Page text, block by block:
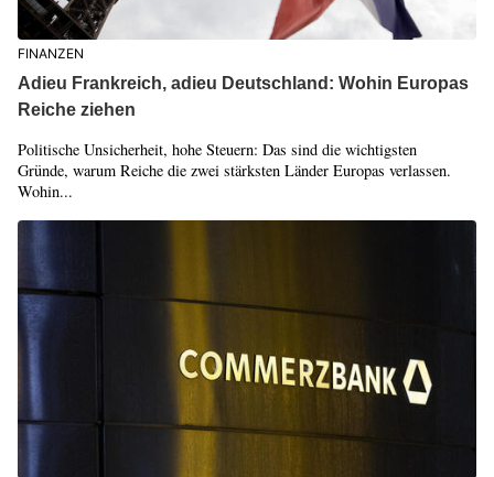
FINANZEN
Adieu Frankreich, adieu Deutschland: Wohin Europas
Reiche ziehen
Politische Unsicherheit, hohe Steuern: Das sind die wichtigsten
Gründe, warum Reiche die zwei stärksten Länder Europas verlassen.
Wohin...